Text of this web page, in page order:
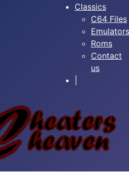
Classics
C64 Files
Emulators
Roms
Contact
us